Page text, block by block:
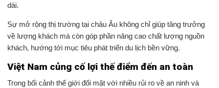
dài.
Sự mở rộng thị trường tại châu Âu không chỉ giúp tăng trưởng
về lượng khách mà còn góp phần nâng cao chất lượng nguồn
khách, hướng tới mục tiêu phát triển du lịch bền vững.
Việt Nam củng cố lợi thế điểm đến an toàn
Trong bối cảnh thế giới đối mặt với nhiều rủi ro về an ninh và